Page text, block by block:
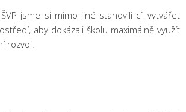
jsme si mimo jiné stanovili cíl vytvářet
aby dokázali školu maximálně využít
rozvoj.